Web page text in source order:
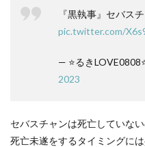
『黒執事』セバス
pic.twitter.com/
— ⭐るき
2023
セバスチャンは死亡していな
死亡未遂をするタイミングには